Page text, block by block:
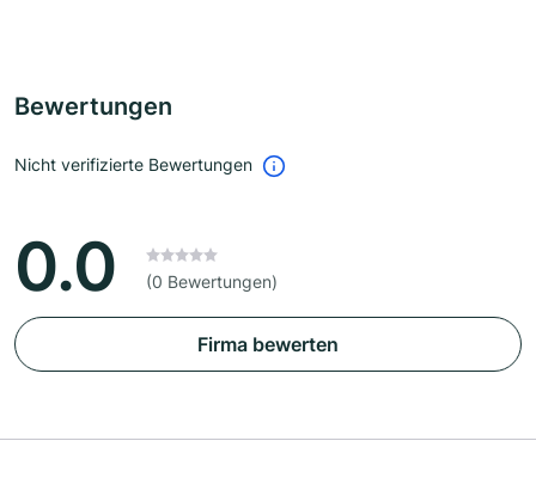
Bewertungen
Nicht verifizierte Bewertungen
0.0 (0 Bewertungen)
Firma bewerten